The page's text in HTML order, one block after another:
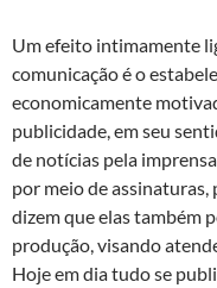
Um efeito intimamente
comunicação é o
economicamente
publicidade, em seu
de notícias pela
por meio de
dizem que elas também
produção, visando
Hoje em dia tudo se